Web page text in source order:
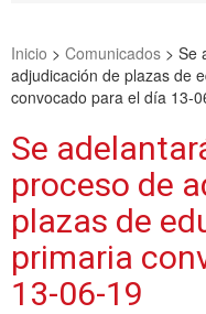
Inicio > Comunicados > Se
adjudicación de plazas de
convocado para el día 13-
Se
proceso de
plazas de
primaria
13-06-19